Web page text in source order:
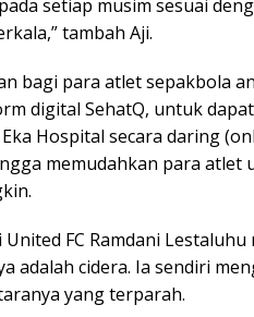
setiap musim sesuai
tambah Aji.
bagi para atlet sepakbola
digital SehatQ, untuk
Hospital secara daring
memudahkan para
FC Ramdani
adalah cidera. Ia sendiri
yang terparah.